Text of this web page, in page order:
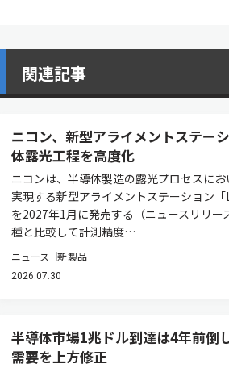
関連記事
ニコン、新型アライメントステ
体露光工程を高度化
ニコンは、半導体製造の露光プロセスに
実現する新型アライメントステーション
を2027年1月に発売する（ニュースリリー
種と比較して計測精度…
ニュース 新製品
2026.07.30
半導体市場1兆ドル到達は4年前
需要を上方修正